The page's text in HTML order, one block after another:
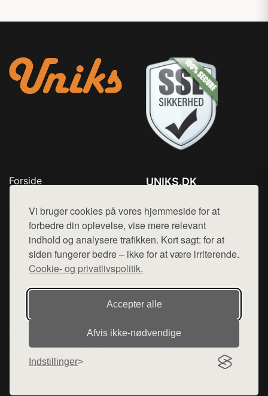
Vi bruger cookies på vores hjemmeside for at
forbedre din oplevelse, vise mere relevant
indhold og analysere trafikken. Kort sagt: for at
siden fungerer bedre – ikke for at være irriterende.
Cookie- og privatlivspolitik.
Accepter alle
Afvis ikke‑nødvendige
Indstillinger
Forside
Top Rabatter
Kontakt
UNIKS.DK
Mail: hej@want.dk
Cookie- og privatlivspolitik
Denne side er en del af want.dk, der udgiver en række
hjemmesider med præsentation af forskellige produkter fra
diverse webshops. Der sælges ikke varer fra denne side - vi
varerne på lager.